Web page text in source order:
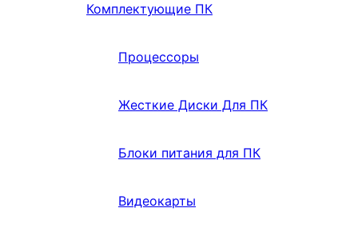
Комплектующие ПК
Процессоры
Жесткие Диски Для ПК
Блоки питания для ПК
Видеокарты